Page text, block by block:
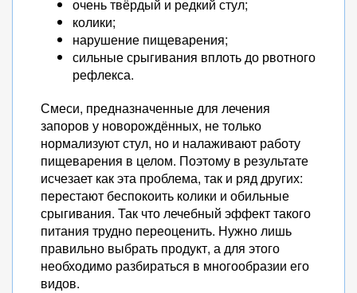
очень твёрдый и редкий стул;
колики;
нарушение пищеварения;
сильные срыгивания вплоть до рвотного
рефлекса.
Смеси, предназначенные для лечения
запоров у новорождённых, не только
нормализуют стул, но и налаживают работу
пищеварения в целом. Поэтому в результате
исчезает как эта проблема, так и ряд других:
перестают беспокоить колики и обильные
срыгивания. Так что лечебный эффект такого
питания трудно переоценить. Нужно лишь
правильно выбрать продукт, а для этого
необходимо разбираться в многообразии его
видов.